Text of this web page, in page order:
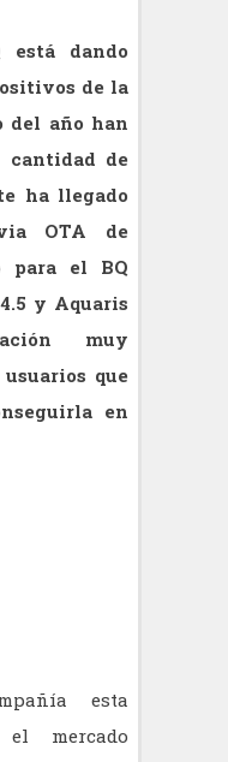
está dando
de la
del año han
cantidad de
ha llegado
OTA de
para el BQ
y Aquaris
muy
que
en
esta
mercado